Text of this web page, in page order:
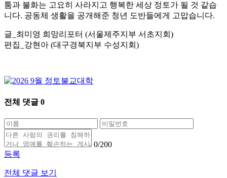
툼과 불화는 고요히 사라지고 행복한 세상 정토가 될 것 같습
니다. 공동체 생활을 공개해준 청년 도반들에게 고맙습니다.
글_최미영 희망리포터 (서울제주지부 서초지회)
편집_강현아 (대구경북지부 수성지회)
전체 댓글 0
0/200
등록
전체 댓글 보기